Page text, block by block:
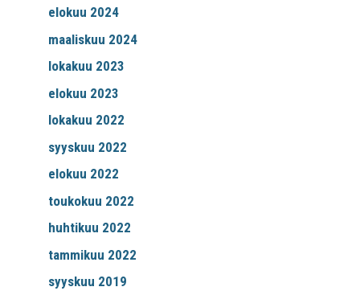
elokuu 2024
maaliskuu 2024
lokakuu 2023
elokuu 2023
lokakuu 2022
syyskuu 2022
elokuu 2022
toukokuu 2022
huhtikuu 2022
tammikuu 2022
syyskuu 2019